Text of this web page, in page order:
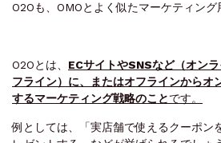
O2Oも、OMOとよく似たマーケティング
O2Oとは、 ECサイトやSNSなど（オン
フライン）に、またはオフラインからオ
するマーケティング戦略のことです。
例としては、「実店舗で使えるクーポン